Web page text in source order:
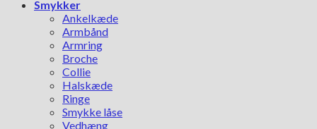
Smykker
Ankelkæde
Armbånd
Armring
Broche
Collie
Halskæde
Ringe
Smykke låse
Vedhæng